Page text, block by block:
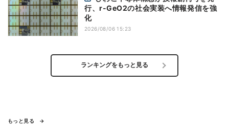
行、r-GeO2の社会実装へ情報発信を強
化
2026/08/06 15:23
ランキングをもっと見る
もっと見る